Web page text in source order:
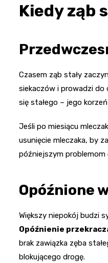
Kiedy ząb
Czasem ząb stały
siekaczów i prowadzi
się stałego – jego
Jeśli po miesiącu
usunięcie mleczaka, by
późniejszym
Opóźnione
Większy niepokój budzi
Opóźnienie
brak zawiązka zęba
blokującego drogę.